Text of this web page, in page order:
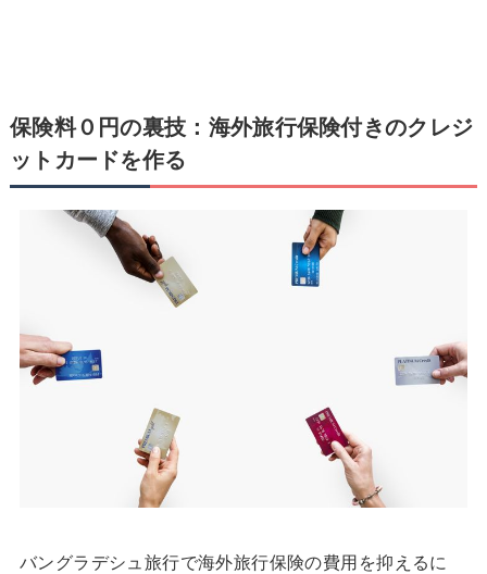
保険料０円の裏技：海外旅行保険付きのクレジ
ットカードを作る
バングラデシュ旅行で海外旅行保険の費用を抑えるに